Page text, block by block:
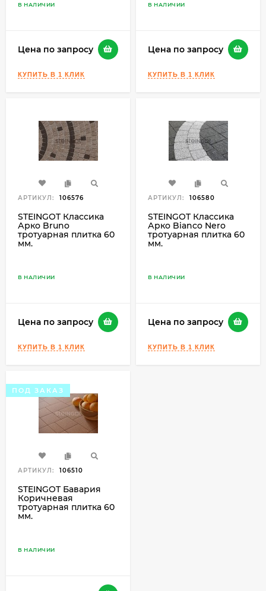
В НАЛИЧИИ
Цена по запросу
В НАЛИЧИИ
Цена по запросу
АРТИКУЛ: 106576
STEINGOT Классика
Арко Bruno
тротуарная плитка 60
мм.
В НАЛИЧИИ
Цена по запросу
АРТИКУЛ: 106580
STEINGOT Классика
Арко Bianco Nero
тротуарная плитка 60
мм.
В НАЛИЧИИ
Цена по запросу
ПОД ЗАКАЗ
АРТИКУЛ: 106510
STEINGOT Бавария
Коричневая
тротуарная плитка 60
мм.
В НАЛИЧИИ